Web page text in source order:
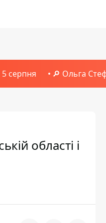
серпня 🔎 Ольга
області і